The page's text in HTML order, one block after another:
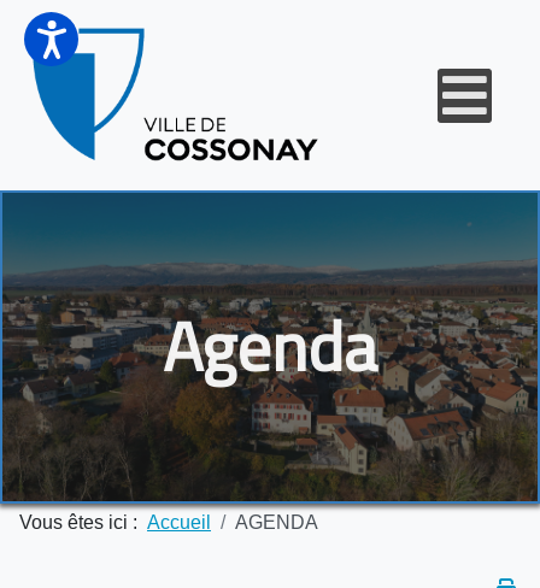
Agenda
Vous êtes ici : Accueil AGENDA